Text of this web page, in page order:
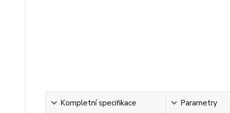
Kompletní specifikace Parametry